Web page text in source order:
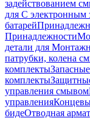
задействованием
для С электронным
батарей
Принадлежности
детали для
патрубки, колена
комплекты
комплекты
управления смывом
управления
бидеОтводная